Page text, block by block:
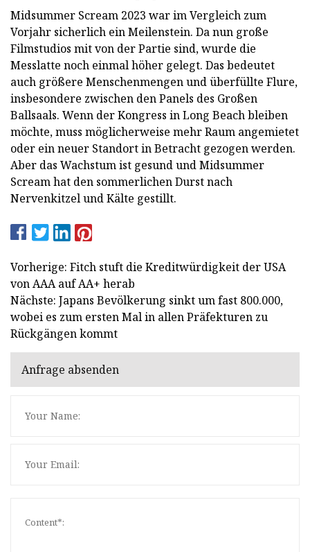
Midsummer Scream 2023 war im Vergleich zum
Vorjahr sicherlich ein Meilenstein. Da nun große
Filmstudios mit von der Partie sind, wurde die
Messlatte noch einmal höher gelegt. Das bedeutet
auch größere Menschenmengen und überfüllte Flure,
insbesondere zwischen den Panels des Großen
Ballsaals. Wenn der Kongress in Long Beach bleiben
möchte, muss möglicherweise mehr Raum angemietet
oder ein neuer Standort in Betracht gezogen werden.
Aber das Wachstum ist gesund und Midsummer
Scream hat den sommerlichen Durst nach
Nervenkitzel und Kälte gestillt.
Vorherige: Fitch stuft die Kreditwürdigkeit der USA
von AAA auf AA+ herab
Nächste: Japans Bevölkerung sinkt um fast 800.000,
wobei es zum ersten Mal in allen Präfekturen zu
Rückgängen kommt
Anfrage absenden